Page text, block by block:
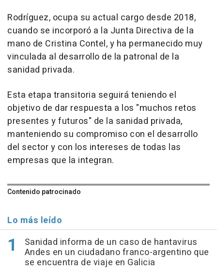
Rodríguez, ocupa su actual cargo desde 2018,
cuando se incorporó a la Junta Directiva de la
mano de Cristina Contel, y ha permanecido muy
vinculada al desarrollo de la patronal de la
sanidad privada.
Esta etapa transitoria seguirá teniendo el
objetivo de dar respuesta a los "muchos retos
presentes y futuros" de la sanidad privada,
manteniendo su compromiso con el desarrollo
del sector y con los intereses de todas las
empresas que la integran.
Contenido patrocinado
Lo más leído
Sanidad informa de un caso de hantavirus
Andes en un ciudadano franco-argentino que
se encuentra de viaje en Galicia